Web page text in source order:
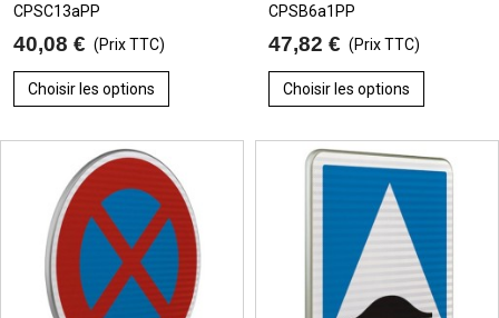
CPSC13aPP
40,08 € (Prix TTC)
Choisir les options
CPSB6a1PP
47,82 € (Prix TTC)
Choisir les options